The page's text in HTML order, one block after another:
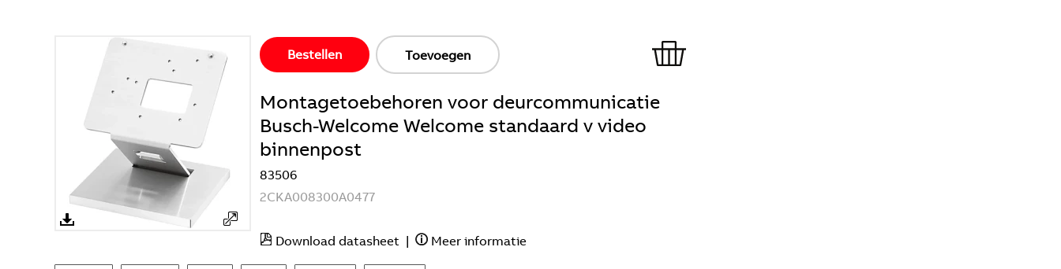
Bestellen Toevoegen
Montagetoebehoren voor deurcommunicatie
Busch-Welcome Welcome standaard v video
binnenpost
83506
2CKA008300A0477
Download datasheet | Meer informatie